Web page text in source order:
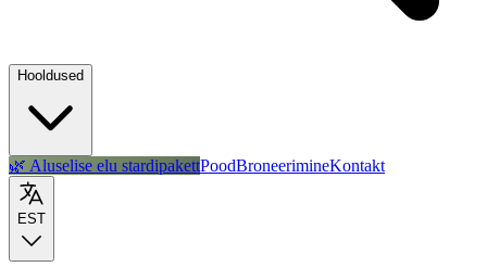
Hooldused
🌿 Aluselise elu stardipakettPoodBroneerimineKontakt
EST